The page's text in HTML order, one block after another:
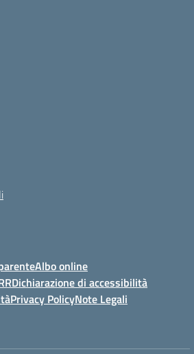
Albo online
Dichiarazione di accessibilità
Privacy PolicyNote Legali